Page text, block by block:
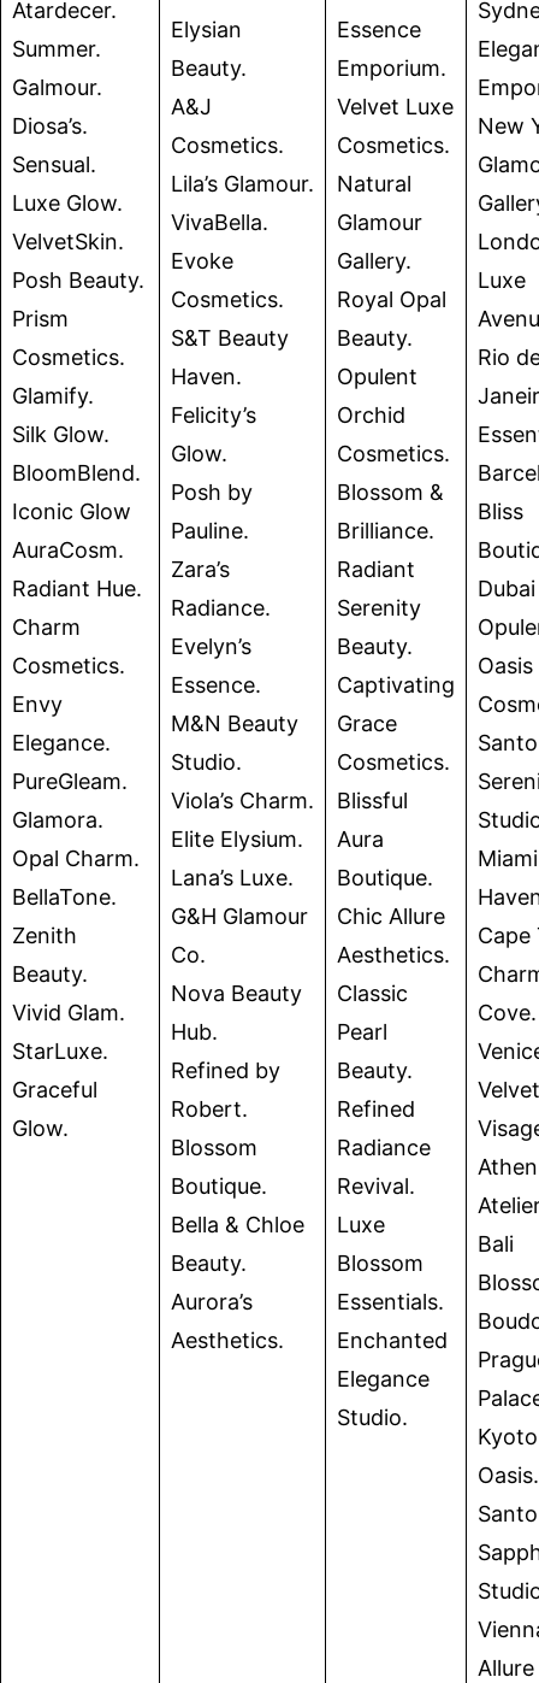
Atardecer.
Summer.
Galmour.
Diosa’s.
Sensual.
Luxe Glow.
VelvetSkin.
Posh Beauty.
Prism
Cosmetics.
Glamify.
Silk Glow.
BloomBlend.
Iconic Glow
AuraCosm.
Radiant Hue.
Charm
Cosmetics.
Envy
Elegance.
PureGleam.
Glamora.
Opal Charm.
BellaTone.
Zenith
Beauty.
Vivid Glam.
StarLuxe.
Graceful
Glow.
Elysian
Beauty.
A&J
Cosmetics.
Lila’s Glamour.
VivaBella.
Evoke
Cosmetics.
S&T Beauty
Haven.
Felicity’s
Glow.
Posh by
Pauline.
Zara’s
Radiance.
Evelyn’s
Essence.
M&N Beauty
Studio.
Viola’s Charm.
Elite Elysium.
Lana’s Luxe.
G&H Glamour
Co.
Nova Beauty
Hub.
Refined by
Robert.
Blossom
Boutique.
Bella & Chloe
Beauty.
Aurora’s
Aesthetics.
Essence
Emporium.
Velvet Luxe
Cosmetics.
Natural
Glamour
Gallery.
Royal Opal
Beauty.
Opulent
Orchid
Cosmetics.
Blossom &
Brilliance.
Radiant
Serenity
Beauty.
Captivating
Grace
Cosmetics.
Blissful
Aura
Boutique.
Chic Allure
Aesthetics.
Classic
Pearl
Beauty.
Refined
Radiance
Revival.
Luxe
Blossom
Essentials.
Enchanted
Elegance
Studio.
New
Luxe
Rio
Bliss
Dubai
Oasis
Cape
Cove.
Velvet
Bali
Oasis.
Allure